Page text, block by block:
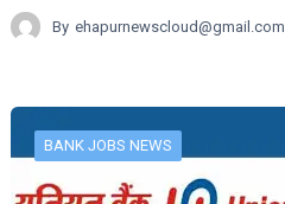
By ehapurnewscloud@gmail.com
BANK JOBS NEWS